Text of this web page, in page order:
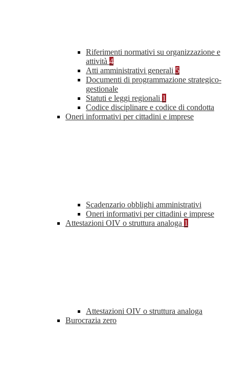
Riferimenti normativi su organizzazione e
attività 4
Atti amministrativi generali 5
Documenti di programmazione strategico-
gestionale
Statuti e leggi regionali 1
Codice disciplinare e codice di condotta
Oneri informativi per cittadini e imprese
Scadenzario obblighi amministrativi
Oneri informativi per cittadini e imprese
Attestazioni OIV o struttura analoga 1
Attestazioni OIV o struttura analoga
Burocrazia zero